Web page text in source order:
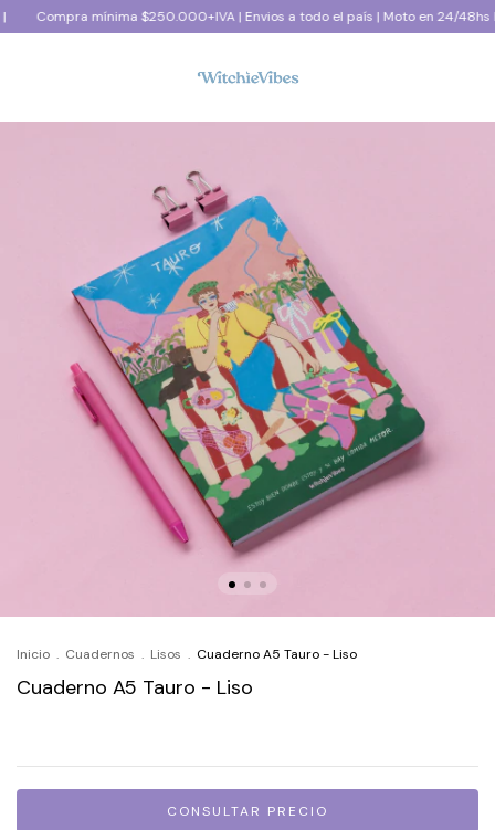
Compra mínima $250.000+IVA | Envios a todo el país | Moto en 24/48hs
Inicio . Cuadernos . Lisos . Cuaderno A5 Tauro - Liso
Cuaderno A5 Tauro - Liso